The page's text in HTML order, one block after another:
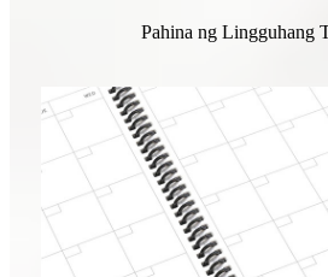
Pahina ng Lingguhang